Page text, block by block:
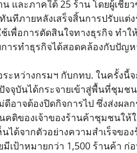
น และภาคใต้ 25 ร้าน โดยผู้เ
นทีภายหลังเสร็จสิ้นการปรับแ
พื่อการตัดสินใจทางธุรกิจ ทำ
ารทำธุรกิจได้สอดคล้องกับปัญห
ะหว่างกรมฯ กับกทบ. ในครั้ง
จจุบันได้กระจายเข้าสู่พื้นที่ชุม
อาจต้องปิดกิจการไป ซึ่งส่งผล
ของเจ้าของร้านค้าชุมชนให้
นได้จากตัวอย่างความสำเร็
เป้าหมายกว่า 1,500 ร้านค้า